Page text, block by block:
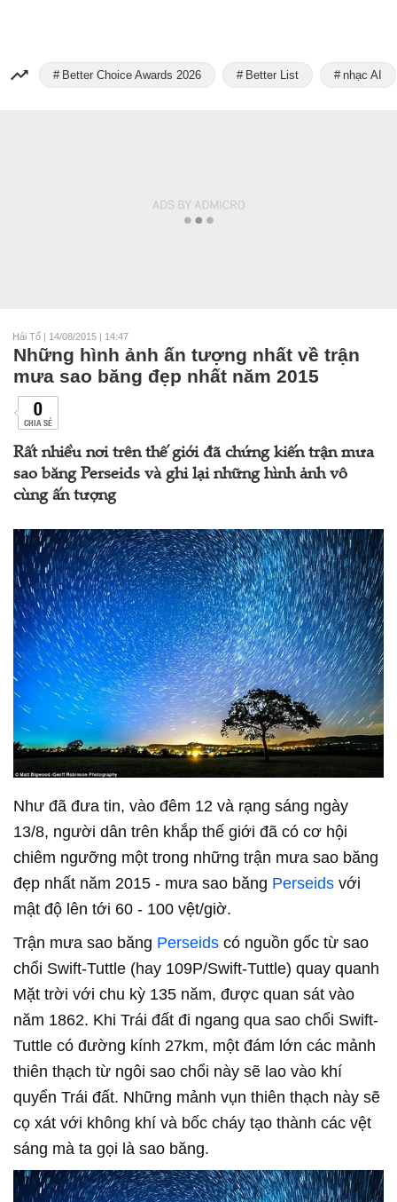
Better Choice Awards 2026 Better List nhạc AI
Hải Tố | 14/08/2015 | 14:47
Những hình ảnh ấn tượng nhất về trận
mưa sao băng đẹp nhất năm 2015
0
CHIA SẺ
Rất nhiều nơi trên thế giới đã chứng kiến trận mưa
sao băng Perseids và ghi lại những hình ảnh vô
cùng ấn tượng
Như đã đưa tin, vào đêm 12 và rạng sáng ngày
13/8, người dân trên khắp thế giới đã có cơ hội
chiêm ngưỡng một trong những trận mưa sao băng
đẹp nhất năm 2015 - mưa sao băng Perseids với
mật độ lên tới 60 - 100 vệt/giờ.
Trận mưa sao băng Perseids có nguồn gốc từ sao
chổi Swift-Tuttle (hay 109P/Swift-Tuttle) quay quanh
Mặt trời với chu kỳ 135 năm, được quan sát vào
năm 1862. Khi Trái đất đi ngang qua sao chổi Swift-
Tuttle có đường kính 27km, một đám lớn các mảnh
thiên thạch từ ngôi sao chổi này sẽ lao vào khí
quyển Trái đất. Những mảnh vụn thiên thạch này sẽ
cọ xát với không khí và bốc cháy tạo thành các vệt
sáng mà ta gọi là sao băng.